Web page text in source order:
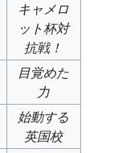
キャメロ
ット杯対
抗戦！
目覚めた
力
始動する
英国校